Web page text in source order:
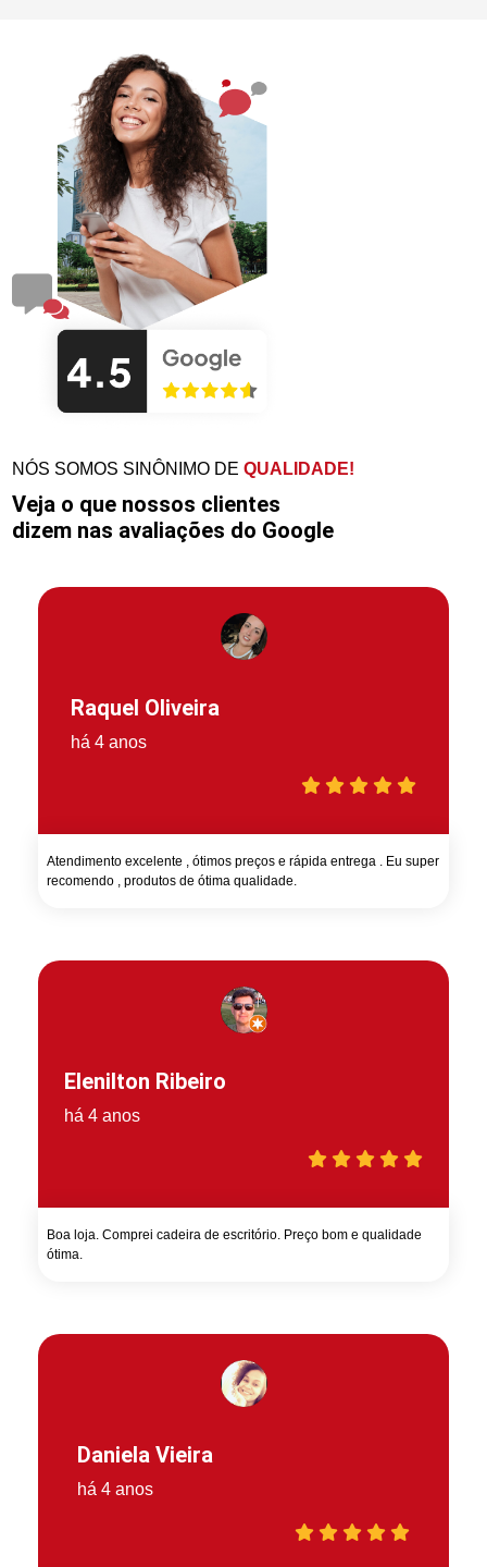
NÓS SOMOS SINÔNIMO DEQUALIDADE!
Veja o que nossos clientes
dizem nas avaliações do Google
Raquel Oliveira
há 4 anos
Atendimento excelente , ótimos preços e rápida entrega . Eu super
recomendo , produtos de ótima qualidade.
Elenilton Ribeiro
há 4 anos
Boa loja. Comprei cadeira de escritório. Preço bom e qualidade
ótima.
Daniela Vieira
há 4 anos